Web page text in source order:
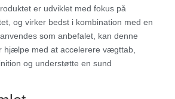
er udviklet med fokus på
og virker bedst i kombination med en
som anbefalet, kan denne
hjælpe med at accelerere vægttab,
og understøtte en sund